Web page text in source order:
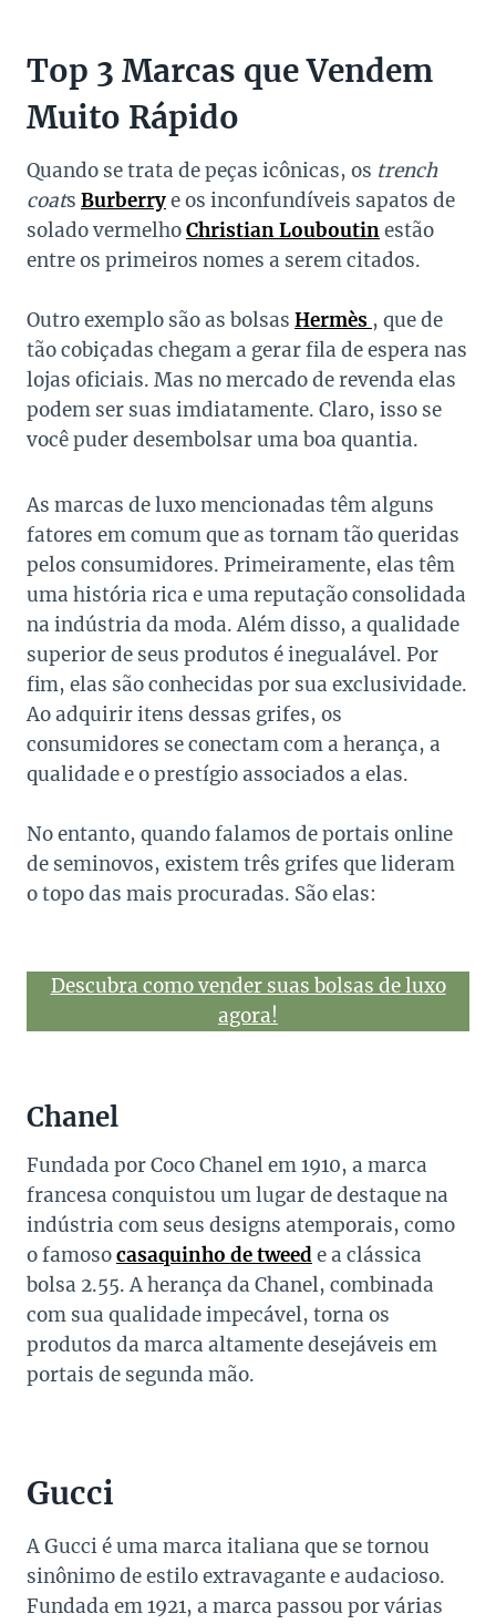
Top 3 Marcas que Vendem
Muito Rápido
Quando se trata de peças icônicas, os trench
coats Burberrye os inconfundíveis sapatos de
solado vermelhoChristian Louboutinestão
entre os primeiros nomes a serem citados.
Outro exemplo são as bolsas Hermès , que de
tão cobiçadas chegam a gerar fila de espera nas
lojas oficiais. Mas no mercado de revenda elas
podem ser suas imdiatamente. Claro, isso se
você puder desembolsar uma boa quantia.
As marcas de luxo mencionadas têm alguns
fatores em comum que as tornam tão queridas
pelos consumidores. Primeiramente, elas têm
uma história rica e uma reputação consolidada
na indústria da moda. Além disso, a qualidade
superior de seus produtos é inegualável. Por
fim, elas são conhecidas por sua exclusividade.
Ao adquirir itens dessas grifes, os
consumidores se conectam com a herança, a
qualidade e o prestígio associados a elas.
No entanto, quando falamos de portais online
de seminovos, existem três grifes que lideram
o topo das mais procuradas. São elas:
Descubra como vender suas bolsas de luxo
agora!
Chanel
Fundada por Coco Chanel em 1910, a marca
francesa conquistou um lugar de destaque na
indústria com seus designs atemporais, como
o famosocasaquinho de tweede a clássica
bolsa 2.55. A herança da Chanel, combinada
com sua qualidade impecável, torna os
produtos da marca altamente desejáveis em
portais de segunda mão.
Gucci
A Gucci é uma marca italiana que se tornou
sinônimo de estilo extravagante e audacioso.
Fundada em 1921, a marca passou por várias